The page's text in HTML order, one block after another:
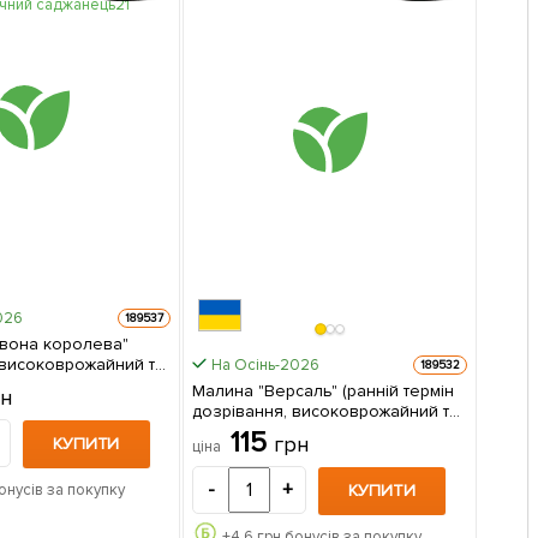
189537
королева"
та
сорт) 1-річний
1 шт в упаковці
КУПИТИ
за покупку
На Осінь-2026 189532
Малина "Версаль" (ранній термін
дозрівання, високоврожайний та
ціна 115 грн
- + КУПИТИ